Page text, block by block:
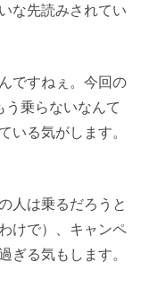
な先読みされてい
ですねぇ。今回の
う乗らないなんて
いる気がします。
人は乗るだろうと
けで）、キャンペ
ぎる気もします。